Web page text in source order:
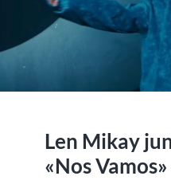
Len Mikay
«Nos Vamos»